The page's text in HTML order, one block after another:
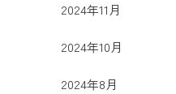
2024年11月
2024年10月
2024年8月